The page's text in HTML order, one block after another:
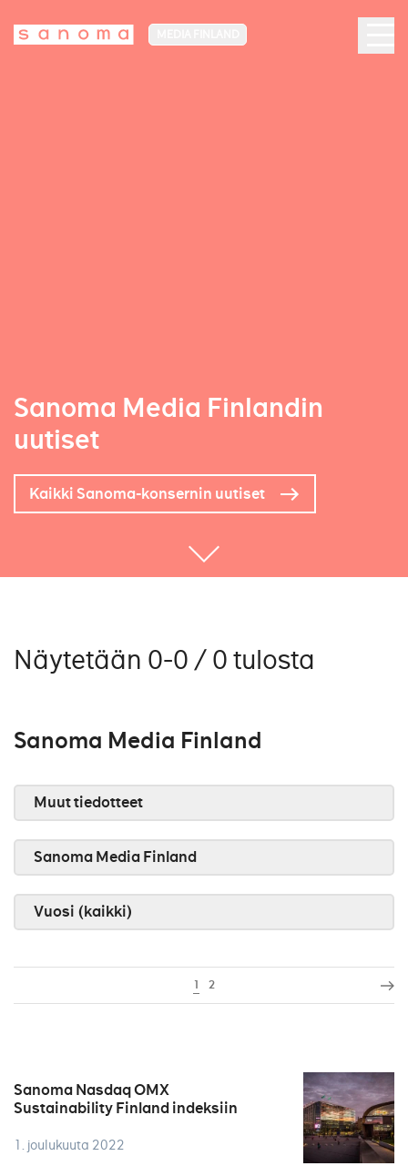
Sanoma Media Finlandin
uutiset
Kaikki Sanoma-konsernin uutiset
Näytetään 0-0 / 0 tulosta
Sanoma Media Finland
Muut tiedotteet
Sanoma Media Finland
Vuosi (kaikki)
1 2
Sanoma Nasdaq OMX
Sustainability Finland indeksiin
1. joulukuuta 2022